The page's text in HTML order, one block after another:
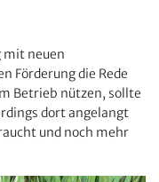
mit neuen
Förderung die Rede
Betrieb nützen, sollte
dort angelangt
und noch mehr